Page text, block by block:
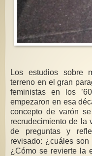
Los estudios sobre
terreno en el gran
feministas en los
empezaron en esa
concepto de varón
recrudecimiento de la
de preguntas y
revisado: ¿cuáles
¿Cómo se revierte la